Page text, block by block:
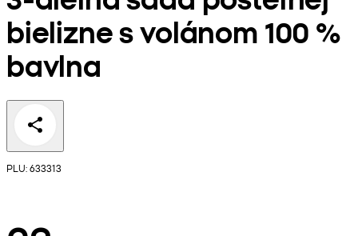
bielizne s volánom 100 %
bavlna
PLU: 633313